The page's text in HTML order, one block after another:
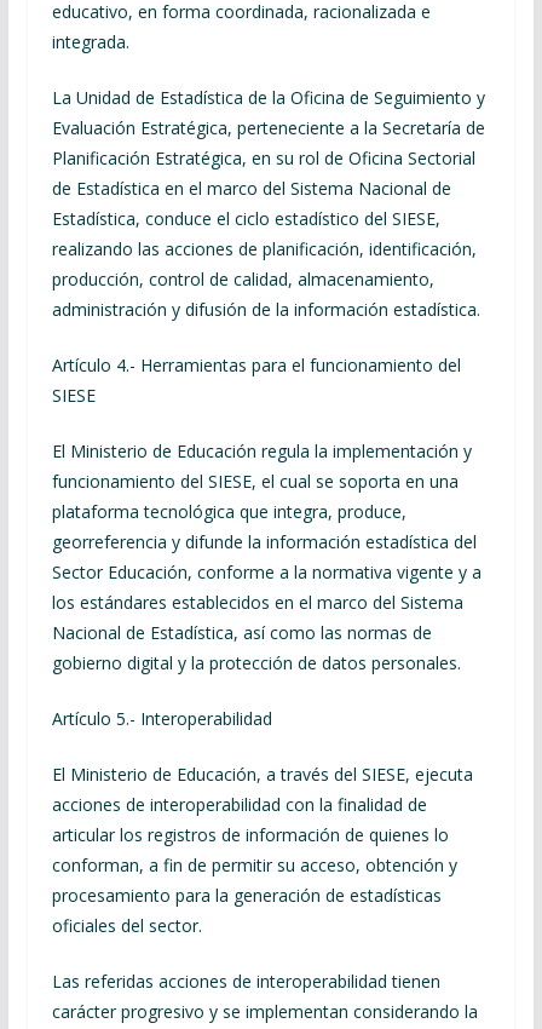
educativo, en forma coordinada, racionalizada e
integrada.
La Unidad de Estadística de la Oficina de Seguimiento y
Evaluación Estratégica, perteneciente a la Secretaría de
Planificación Estratégica, en su rol de Oficina Sectorial
de Estadística en el marco del Sistema Nacional de
Estadística, conduce el ciclo estadístico del SIESE,
realizando las acciones de planificación, identificación,
producción, control de calidad, almacenamiento,
administración y difusión de la información estadística.
Artículo 4.- Herramientas para el funcionamiento del
SIESE
El Ministerio de Educación regula la implementación y
funcionamiento del SIESE, el cual se soporta en una
plataforma tecnológica que integra, produce,
georreferencia y difunde la información estadística del
Sector Educación, conforme a la normativa vigente y a
los estándares establecidos en el marco del Sistema
Nacional de Estadística, así como las normas de
gobierno digital y la protección de datos personales.
Artículo 5.- Interoperabilidad
El Ministerio de Educación, a través del SIESE, ejecuta
acciones de interoperabilidad con la finalidad de
articular los registros de información de quienes lo
conforman, a fin de permitir su acceso, obtención y
procesamiento para la generación de estadísticas
oficiales del sector.
Las referidas acciones de interoperabilidad tienen
carácter progresivo y se implementan considerando la